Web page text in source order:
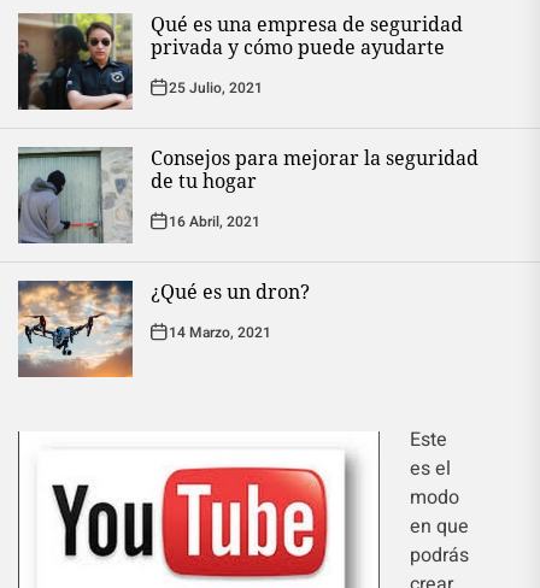
Qué es una empresa de seguridad
privada y cómo puede ayudarte
25 Julio, 2021
Consejos para mejorar la seguridad
de tu hogar
16 Abril, 2021
¿Qué es un dron?
14 Marzo, 2021
Este
es el
modo
en que
podrás